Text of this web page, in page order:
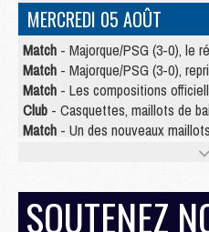
MERCREDI 05 AOÛT
Match - Majorque/PSG (3-0), le
Match - Majorque/PSG (3-0),
Match - Les compositions officielles de
Club - Casquettes, maillots de bain,
Match - Un des nouveaux
- Le PSG prépare une
Match- Le groupe pour Majorque/
Mercato- Le PSG officialise un
SOUTENEZ